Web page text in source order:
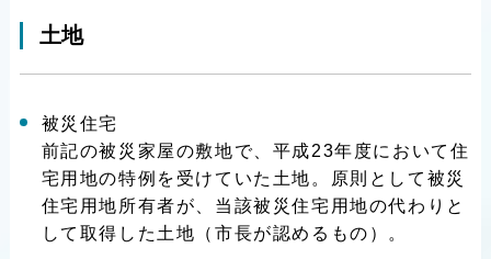
土地
被災住宅
前記の被災家屋の敷地で、平成23年度において住
宅用地の特例を受けていた土地。原則として被災
住宅用地所有者が、当該被災住宅用地の代わりと
して取得した土地（市長が認めるもの）。